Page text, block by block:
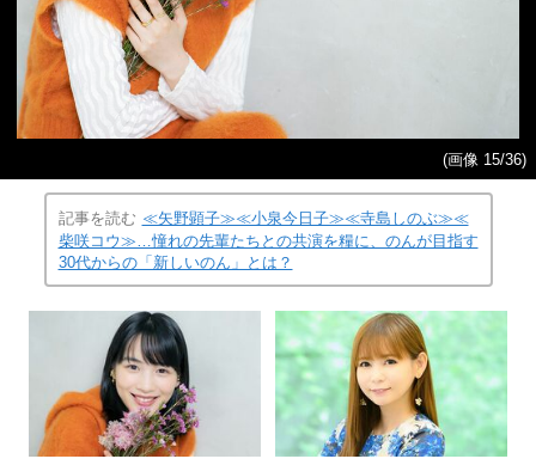
(画像 15/36)
記事を読む ≪矢野顕子≫≪小泉今日子≫≪寺島しのぶ≫≪
柴咲コウ≫…憧れの先輩たちとの共演を糧に、のんが目指す
30代からの「新しいのん」とは？